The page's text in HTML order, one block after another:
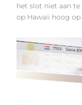
het slot niet aan
op Hawaii hoog